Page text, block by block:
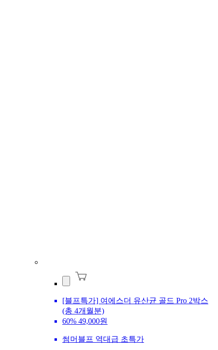
[블프특가] 여에스더 유산균 골드 Pro 2박스
(총 4개월분)
60% 49,000원
썸머블프 역대급 초특가